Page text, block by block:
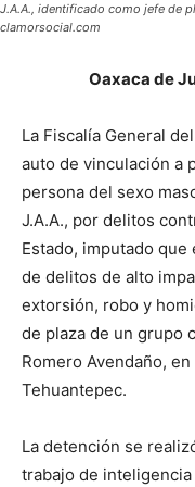
J.A.A., identificado como jefe de
clamorsocial.com
Oaxaca de
La Fiscalía General
auto de vinculación a
persona del sexo
J.A.A., por delitos
Estado, imputado
de delitos de alto
extorsión, robo y
de plaza de un grupo
Romero Avendaño,
Tehuantepec.
La detención se
trabajo de